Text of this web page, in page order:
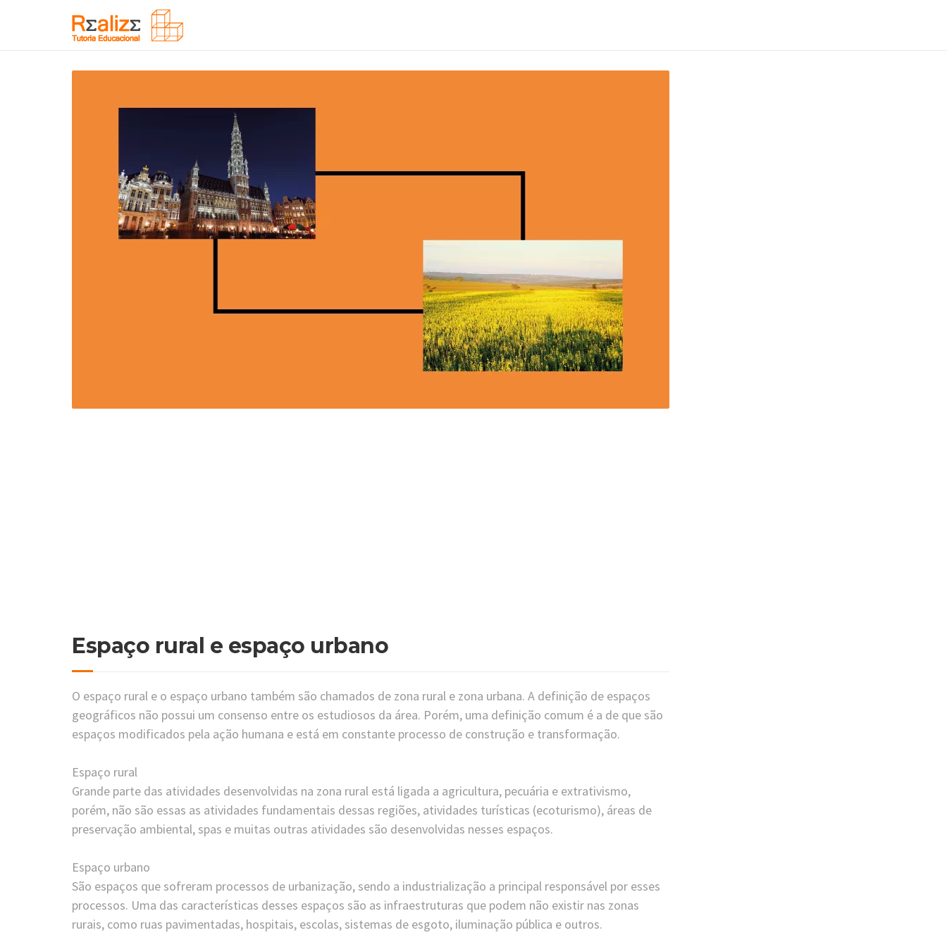
Espaço rural e espaço urbano
O espaço rural e o espaço urbano também são chamados de zona rural e zona urbana. A definição de espaços
geográficos não possui um consenso entre os estudiosos da área. Porém, uma definição comum é a de que são
espaços modificados pela ação humana e está em constante processo de construção e transformação.
Espaço rural
Grande parte das atividades desenvolvidas na zona rural está ligada a agricultura, pecuária e extrativismo,
porém, não são essas as atividades fundamentais dessas regiões, atividades turísticas (ecoturismo), áreas de
preservação ambiental, spas e muitas outras atividades são desenvolvidas nesses espaços.
Espaço urbano
São espaços que sofreram processos de urbanização, sendo a industrialização a principal responsável por esses
processos. Uma das características desses espaços são as infraestruturas que podem não existir nas zonas
rurais, como ruas pavimentadas, hospitais, escolas, sistemas de esgoto, iluminação pública e outros.